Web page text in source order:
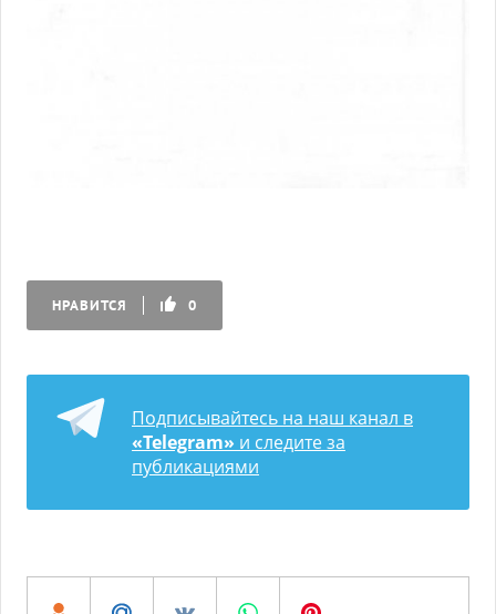
НРАВИТСЯ 0
Подписывайтесь на наш канал в
«Telegram» и следите за
публикациями